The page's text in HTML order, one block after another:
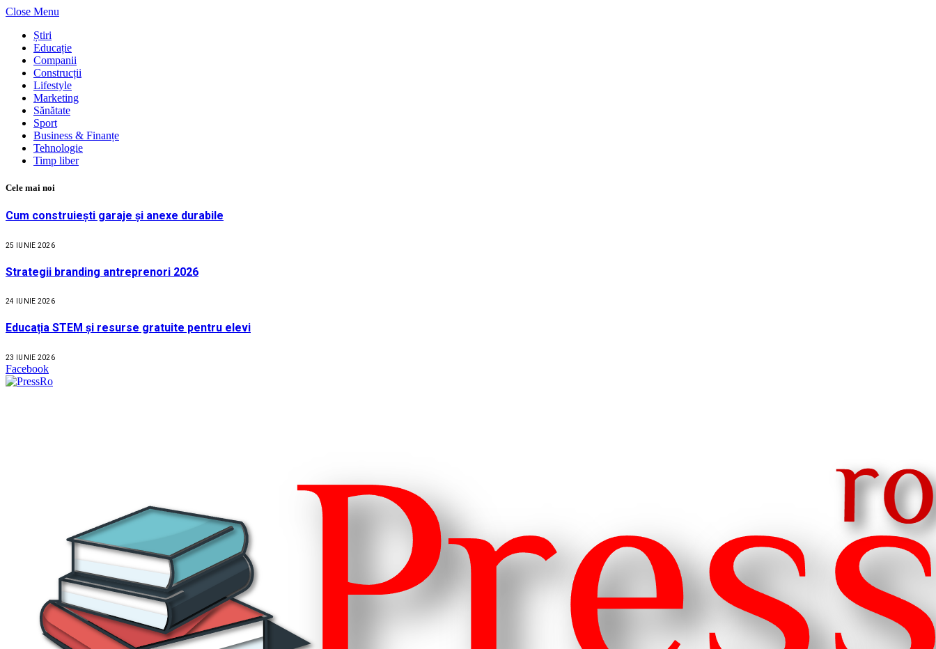
Close Menu
Știri
Educație
Companii
Construcții
Lifestyle
Marketing
Sănătate
Sport
Business & Finanțe
Tehnologie
Timp liber
Cele mai noi
Cum construiești garaje și anexe durabile
25 IUNIE 2026
Strategii branding antreprenori 2026
24 IUNIE 2026
Educația STEM și resurse gratuite pentru elevi
23 IUNIE 2026
Facebook